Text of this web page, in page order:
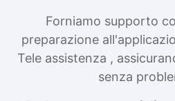
Forniamo supporto
preparazione
Tele assistenza ,
senza